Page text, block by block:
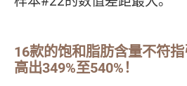
16款的饱和脂肪含量不符
高出349%至540%！